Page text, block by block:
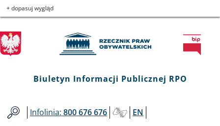
Przejdź
do
menu
głównego
Przejdź
do
treści
Przejdź
to
informacji
o
kontakcie
Przejdź
do
mapy
serwisu
Biuletyn
Informacji
Publicznej
RPO
+ dopasuj wygląd
Biuletyn Informacji Publicznej RPO
Infolinia: 800 676 676 EN